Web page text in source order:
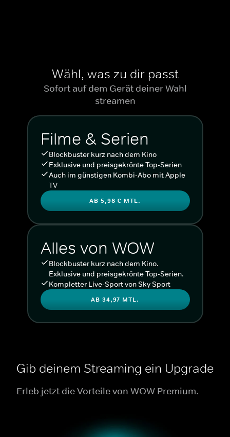
Wähl, was zu dir passt
Sofort auf dem Gerät deiner Wahl
streamen
Filme & Serien
Blockbuster kurz nach dem Kino
Exklusive und preisgekrönte Top-Serien
Auch im günstigen Kombi-Abo mit Apple
TV
AB 5,98 € MTL.
Alles von WOW
Blockbuster kurz nach dem Kino.
Exklusive und preisgekrönte Top-Serien.
Kompletter Live-Sport von Sky Sport
AB 34,97 MTL.
Gib deinem Streaming ein Upgrade
Erleb jetzt die Vorteile von WOW Premium.